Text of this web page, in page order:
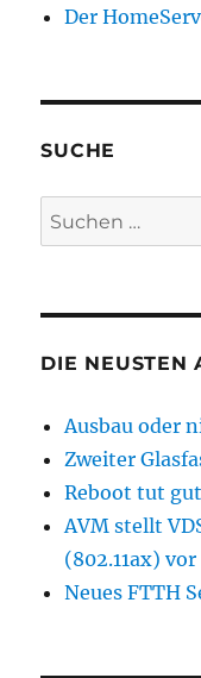
Der
SUCHE
Suchen
nach:
DIE NEUSTEN
Ausbau oder
Zweiter
Reboot tut
AVM stellt
(802.11ax) vor
Neues FTTH